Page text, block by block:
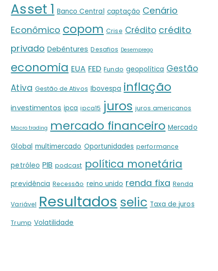
Asset 1 Banco Central captação Cenário
Econômico copom Crise Crédito crédito
privado Debêntures Desafios Desemprego
economia EUA FED Fundo geopolítica Gestão
Ativa Gestão de Ativos Ibovespa inflação
investimentos ipca ipca15 juros juros americanos
Macro trading mercado financeiro Mercado
Global multimercado Oportunidades performance
petróleo PIB podcast política monetária
previdência Recessão reino unido renda fixa Renda
Variável Resultados selic Taxa de juros
Trump Volatilidade